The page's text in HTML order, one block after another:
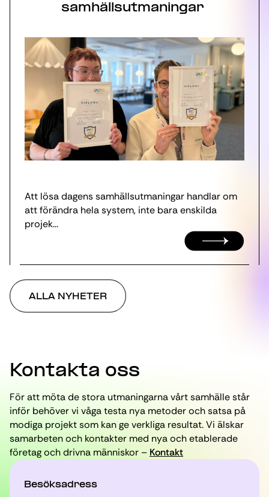
samhällsutmaningar
Att lösa dagens samhällsutmaningar handlar om
att förändra hela system, inte bara enskilda
projek...
ALLA NYHETER
Kontakta oss
För att möta de stora utmaningarna vårt samhälle står
inför behöver vi våga testa nya metoder och satsa på
modiga projekt som kan ge verkliga resultat. Vi älskar
samarbeten och kontakter med nya och etablerade
företag och drivna människor – Kontakt
Besöksadress